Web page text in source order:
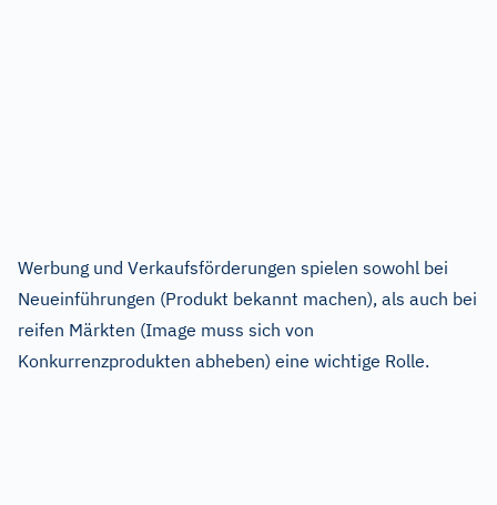
Werbung und Verkaufsförderungen spielen sowohl bei
Neueinführungen (Produkt bekannt machen), als auch bei
reifen Märkten (Image muss sich von
Konkurrenzprodukten abheben) eine wichtige Rolle.